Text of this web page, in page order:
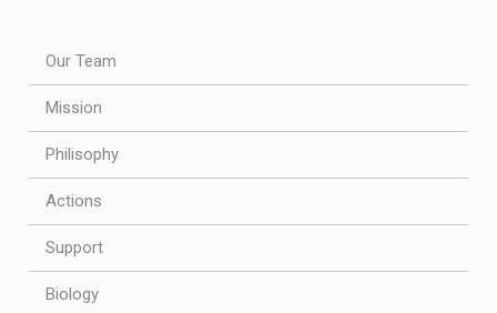
Our Team
Mission
Philisophy
Actions
Support
Biology